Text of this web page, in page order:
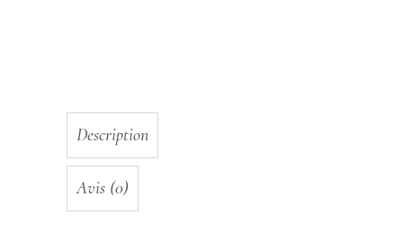
Description
Avis (0)